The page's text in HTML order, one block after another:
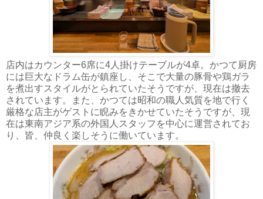
店内はカウンター6席に4人掛けテーブルが4卓。かつて厨房
には巨大なドラム缶が鎮座し、そこで大量の豚骨や鶏ガラ
を煮出すスタイルがとられていたそうですが、現在は撤去
されています。また、かつては昭和の職人気質を地で行く
厳格な店主がゲストに睨みをきかせていたそうですが、現
在は東南アジア系の外国人スタッフを中心に運営されてお
り、皆、仲良く楽しそうに働いています。